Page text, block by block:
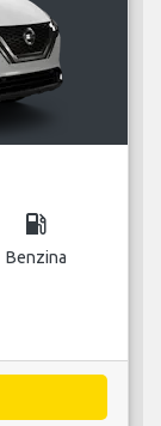
local_gas_station
Benzina